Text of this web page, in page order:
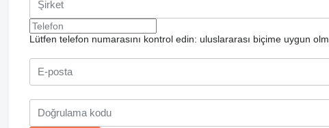
Lütfen telefon numarasını kontrol edin: uluslararası biçime uygun